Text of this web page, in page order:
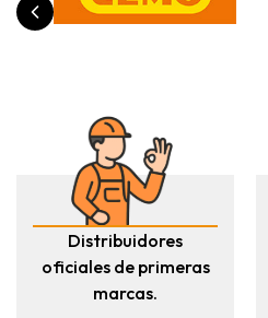
Distribuidores
oficiales de primeras
marcas.